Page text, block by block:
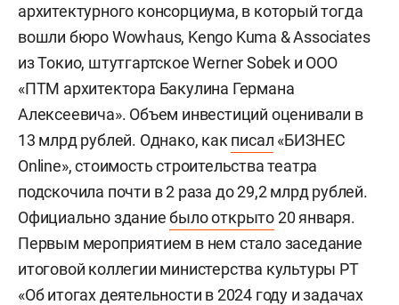
архитектурного консорциума, в который тогда
вошли бюро Wowhaus, Kengo Kuma & Associates
из Токио, штутгартское Werner Sobek и ООО
«ПТМ архитектора Бакулина Германа
Алексеевича». Объем инвестиций оценивали в
13 млрд рублей. Однако, как писал «БИЗНЕС
Online», стоимость строительства театра
подскочила почти в 2 раза до 29,2 млрд рублей.
Официально зданиебыло открыто20 января.
Первым мероприятием в нем стало заседание
итоговой коллегии министерства культуры РТ
«Об итогах деятельности в 2024 году и задачах